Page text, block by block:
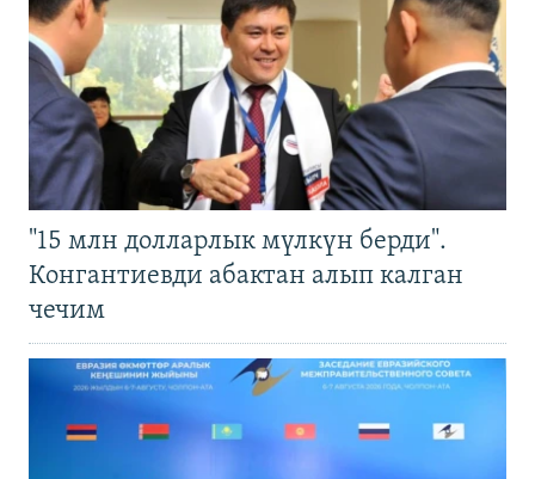
"15 млн долларлык мүлкүн берди".
Конгантиевди абактан алып калган
чечим